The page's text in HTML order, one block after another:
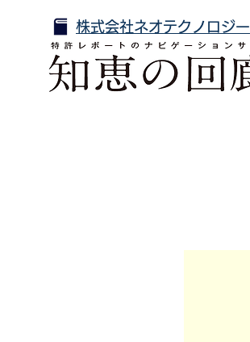
株式会社ネオテクノロジー